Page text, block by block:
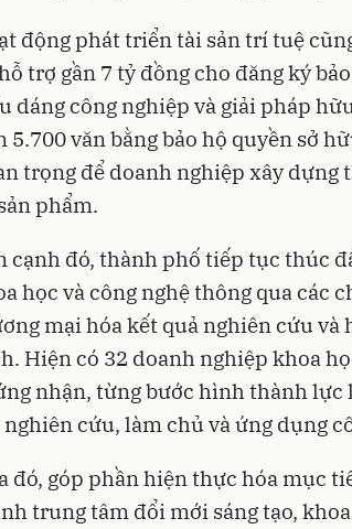
động phát triển tài sản trí tuệ
trợ gần 7 tỷ đồng cho đăng ký
dáng công nghiệp và giải pháp
5.700 văn bằng bảo hộ quyền sở
trọng để doanh nghiệp xây dựng
phẩm.
cạnh đó, thành phố tiếp tục thúc
học và công nghệ thông qua các
mại hóa kết quả nghiên cứu và
Hiện có 32 doanh nghiệp khoa
nhận, từng bước hình thành lực
cứu, làm chủ và ứng dụng
đó, góp phần hiện thực hóa mục
trung tâm đổi mới sáng tạo,